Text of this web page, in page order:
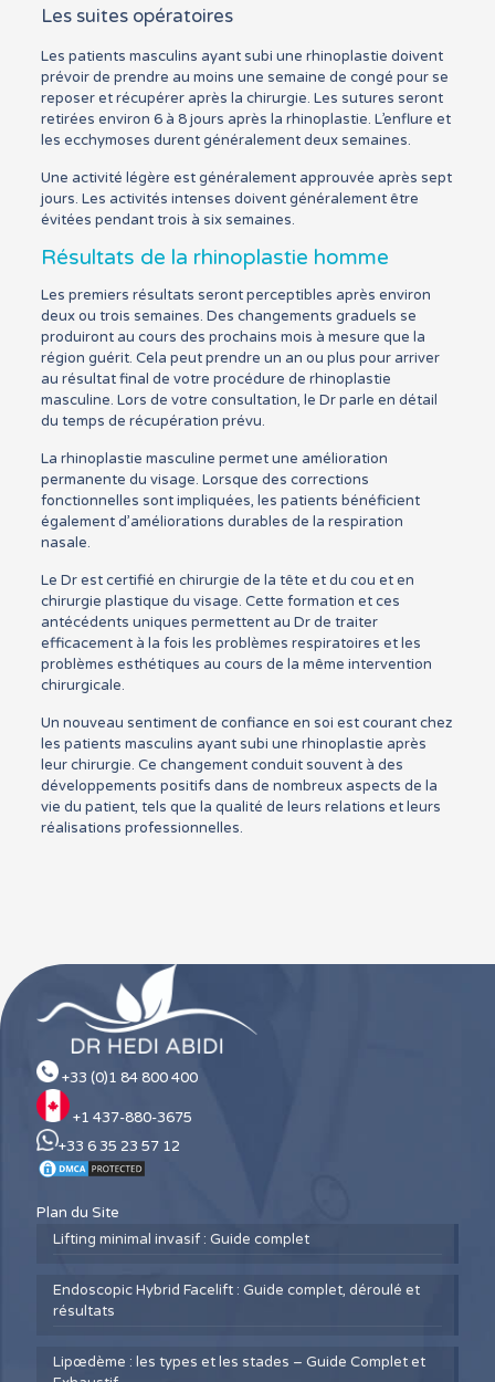
Les suites opératoires
Les patients masculins ayant subi une rhinoplastie doivent
prévoir de prendre au moins une semaine de congé pour se
reposer et récupérer après la chirurgie. Les sutures seront
retirées environ 6 à 8 jours après la rhinoplastie. L’enflure et
les ecchymoses durent généralement deux semaines.
Une activité légère est généralement approuvée après sept
jours. Les activités intenses doivent généralement être
évitées pendant trois à six semaines.
Résultats de la rhinoplastie homme
Les premiers résultats seront perceptibles après environ
deux ou trois semaines. Des changements graduels se
produiront au cours des prochains mois à mesure que la
région guérit. Cela peut prendre un an ou plus pour arriver
au résultat final de votre procédure de rhinoplastie
masculine. Lors de votre consultation, le Dr parle en détail
du temps de récupération prévu.
La rhinoplastie masculine permet une amélioration
permanente du visage. Lorsque des corrections
fonctionnelles sont impliquées, les patients bénéficient
également d’améliorations durables de la respiration
nasale.
Le Dr est certifié en chirurgie de la tête et du cou et en
chirurgie plastique du visage. Cette formation et ces
antécédents uniques permettent au Dr de traiter
efficacement à la fois les problèmes respiratoires et les
problèmes esthétiques au cours de la même intervention
chirurgicale.
Un nouveau sentiment de confiance en soi est courant chez
les patients masculins ayant subi une rhinoplastie après
leur chirurgie. Ce changement conduit souvent à des
développements positifs dans de nombreux aspects de la
vie du patient, tels que la qualité de leurs relations et leurs
réalisations professionnelles.
+33 (0)1 84 800 400
+1 437-880-3675
+33 6 35 23 57 12
Plan du Site
Lifting minimal invasif : Guide complet
Endoscopic Hybrid Facelift : Guide complet, déroulé et
résultats
Lipœdème : les types et les stades – Guide Complet et